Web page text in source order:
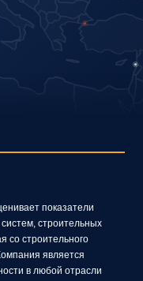
показатели
строительных
со строительного
является
в любой отрасли